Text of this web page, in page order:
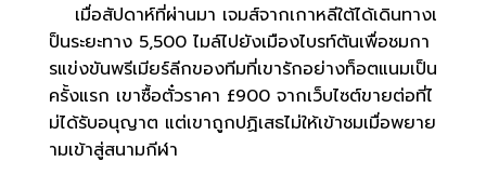
เมื่อสัปดาห์ที่ผ่านมา เจมส์จากเกาหลีใต้ได้เดินทางเ
ป็นระยะทาง 5,500 ไมล์ไปยังเมืองไบรท์ตันเพื่อชมกา
รแข่งขันพรีเมียร์ลีกของทีมที่เขารักอย่างท็อตแนมเป็น
ครั้งแรก เขาซื้อตั๋วราคา £900 จากเว็บไซต์ขายต่อที่ไ
ม่ได้รับอนุญาต แต่เขาถูกปฏิเสธไม่ให้เข้าชมเมื่อพยาย
ามเข้าสู่สนามกีฬา